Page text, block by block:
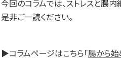
今回のコラムでは、ストレスと腸
是非ご一読ください。
▶コラムページはこちら「腸から始